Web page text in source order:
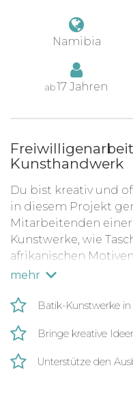
Namibia
ab17 Jahren
Kunsthandwerk
Du bist kreativ und
in diesem Projekt
Mitarbeitenden
Kunstwerke, wie
afrikanischen
verkaufen. Auch
Glasperlen sind
Ideen sind
Kunst aus
mehr
Batik-Kunstwerke
Bringe kreative
Unterstütze den